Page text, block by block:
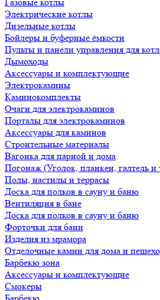
Электрические котлы
Дизельные котлы
Бойлеры и буферные ёмкости
Пульты и панели управления для
Дымоходы
Аксессуары и комплектующие
Электрокамины
Каминокомплекты
Очаги для электрокаминов
Порталы для электрокаминов
Аксессуары для каминов
Строительные материалы
Вагонка для парной и дома
Погонаж (Уголок, планкен, галтель и
Полы, настилы и террасы
Доска для полков в сауну и баню
Вентиляция в бане
Доска для полков в сауну и баню
Форточки для бани
Изделия из мрамора
Отделочные камни для дома и
Барбекю зона
Аксессуары и комплектующие
Смокеры